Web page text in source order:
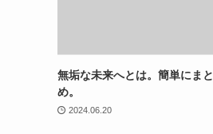
無垢な未来へとは。簡単にまと
め。
2024.06.20